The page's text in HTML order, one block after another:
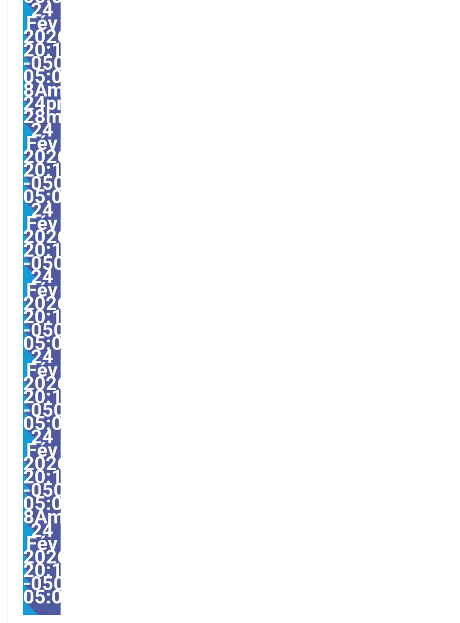
24
Fév
2026
20:13:05
-0500-
05:00-
8America/Guayaquil2828America/
24pm28pm-
28mar,
24
Fév
2026
20:13:05
-0500-
05:008America/Guayaquil2828America/
24
Fév
2026
20:13:05
-0500138132pmmardi=605#!28mar,
24
Fév
2026
20:13:05
-0500-
05:00America/Guayaquil2#24#!28mar,
24
Fév
2026
20:13:05
-0500-
05:000528#/28mar,
24
Fév
2026
20:13:05
-0500-
05:00-
8America/Guayaquil2828America/
24
Fév
2026
20:13:05
-0500-
05:00America/Guayaquil2#